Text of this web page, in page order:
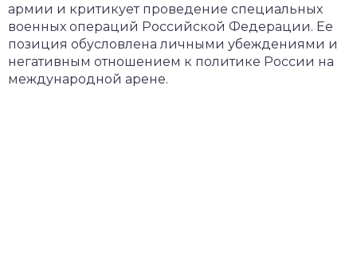
армии и критикует проведение специальных
военных операций Российской Федерации. Ее
позиция обусловлена личными убеждениями и
негативным отношением к политике России на
международной арене.